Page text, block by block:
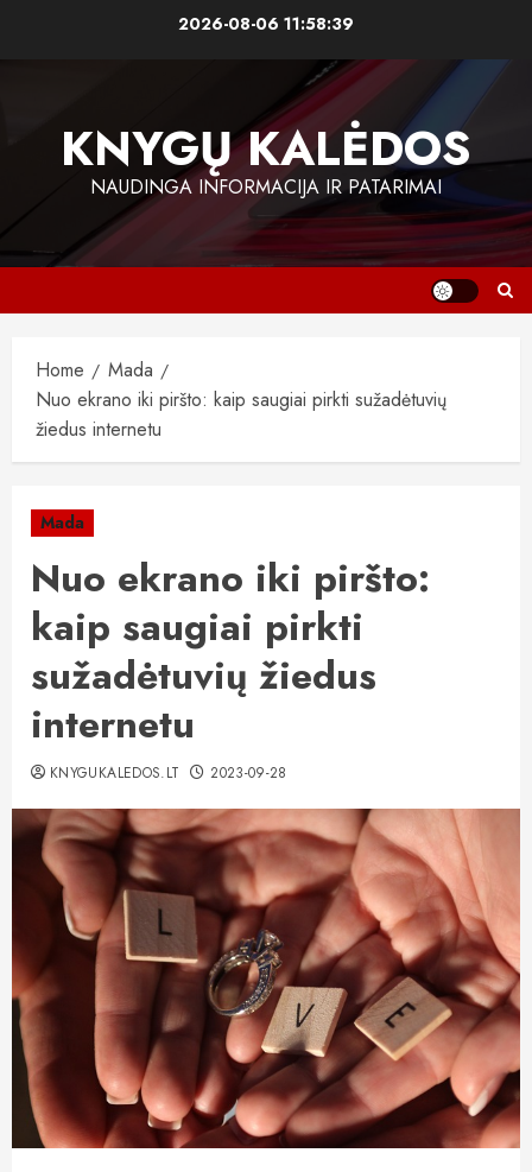
2026-08-06 11:58:40
KNYGŲ KALĖDOS
NAUDINGA INFORMACIJA IR PATARIMAI
Home
Mada
Nuo ekrano iki piršto: kaip saugiai pirkti sužadėtuvių
žiedus internetu
Mada
Nuo ekrano iki piršto:
kaip saugiai pirkti
sužadėtuvių žiedus
internetu
KNYGUKALEDOS.LT 2023-09-28